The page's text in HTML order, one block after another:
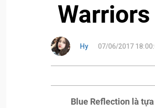
Warriors
Hy 07/06/2017
Blue Reflection là